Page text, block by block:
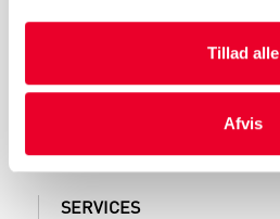
Tillad alle
Afvis
Medicinsk Emballage
SERVICES